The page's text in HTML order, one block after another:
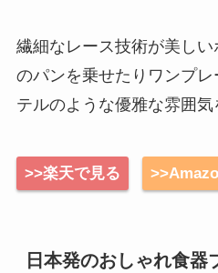
繊細なレース技術が美し
のパンを乗せたりワンプ
テルのような優雅な雰囲気
>>楽天で見る
日本発のおしゃれ食器